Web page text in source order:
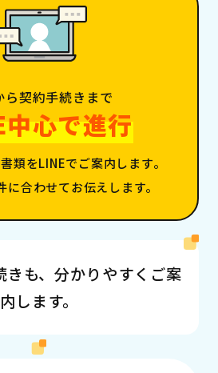
ら契約手続きまで
心で進行
類をLINEでご案内します。
に合わせてお伝えします。
きも、分かりやすくご案
内します。